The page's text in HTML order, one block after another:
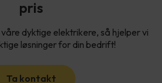
pris
dyktige elektrikere, så hjelper vi
løsninger for din bedrift!
Ta kontakt